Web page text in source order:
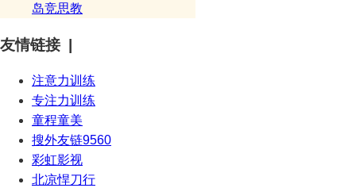
岛竞思教
友情链接 |
注意力训练
专注力训练
童程童美
搜外友链9560
彩虹影视
北凉悍刀行